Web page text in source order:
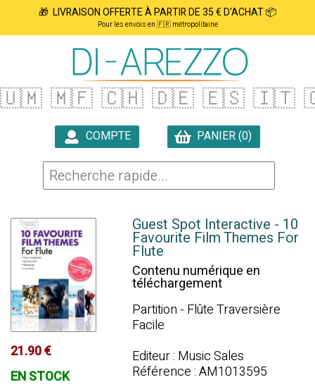
🎁 LIVRAISON OFFERTE À PARTIR DE 35 € D'ACHAT 📦
Pour les envois en 🇫🇷 métropolitaine
🇺🇲 🇲🇫 🇨🇭 🇩🇪 🇪🇸 🇮🇹
COMPTE
PANIER (0)
21.90 €
EN STOCK
Guest Spot Interactive - 10
Favourite Film Themes For
Flute
Contenu numérique en
téléchargement
Partition - Flûte Traversière
Facile
Editeur : Music Sales
Référence : AM1013595